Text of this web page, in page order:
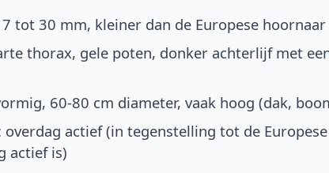
tot 30 mm, kleiner dan de Europese hoornaar
thorax, gele poten, donker achterlijf met
60-80 cm diameter, vaak hoog (dak,
overdag actief (in tegenstelling tot de
actief is)